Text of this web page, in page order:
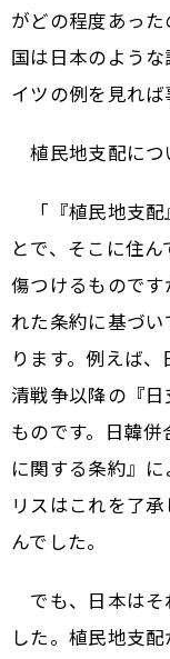
がどの程度あっ
国は日本のよう
イツの例を見れば
植民地支配につ
「『植民地支配
とで、そこに住
傷つけるもので
れた条約に基づ
ります。例えば
清戦争以降の『
ものです。日韓
に関する条約』
リスはこれを了
んでした。
でも、日本はそ
した。植民地支